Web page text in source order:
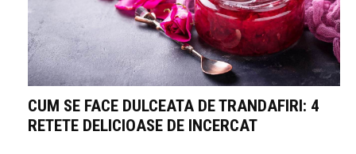
CUM SE FACE DULCEATA DE TRANDAFIRI: 4
RETETE DELICIOASE DE INCERCAT